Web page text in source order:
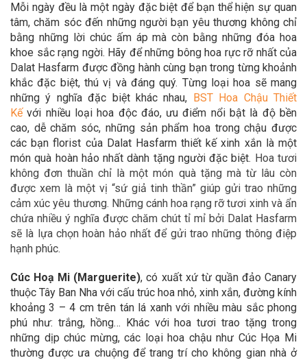
Mỗi ngày đều là một ngày đặc biệt để bạn thể hiện sự quan
tâm, chăm sóc đến những người bạn yêu thương không chỉ
bằng những lời chúc ấm áp mà còn bằng những đóa hoa
khoe sắc rạng ngời. Hãy đểnhững bông hoa rực rỡ nhất của
Dalat Hasfarm được đồng hành cùng bạn trong từng khoảnh
khắc đặc biệt, thú vị và đáng quý. Từng loại hoa sẽ mang
những ý nghĩa đặc biệt khác nhau, BST Hoa Chậu Thiết
Kếvới nhiều loại hoa độc đáo,ưu điểm nổi bật là độ bền
cao, dễ chăm sóc, những sản phẩm hoa trong chậu được
các bạn florist của Dalat Hasfarm thiết kế xinh xắn là một
món quà hoàn hảo nhất dành tặng người đặc biệt. Hoa tươi
không đơn thuần chỉ là một món quà tặng mà từ lâu còn
được xem là một vị “sứ giả tinh thần” giúp gửi trao những
cảm xúc yêu thương. Những cánh hoa rạng rỡ tươi xinh và ẩn
chứa nhiều ý nghĩa được chăm chút tỉ mỉ bởi Dalat Hasfarm
sẽ là lựa chọn hoàn hảo nhất để gửi trao những thông điệp
hạnh phúc.
Cúc Hoạ Mi (Marguerite), có xuất xứ từ quần đảo Canary
thuộc Tây Ban Nha với cấu trúc hoa nhỏ, xinh xắn, đường kính
khoảng 3 – 4 cm trên tán lá xanh với nhiều màu sắc phong
phú như: trắng, hồng… Khác với hoa tươi trao tặng trong
những dịp chúc mừng, các loại hoa chậu như Cúc Họa Mi
thường được ưa chuộng để trang trí cho không gian nhà ở